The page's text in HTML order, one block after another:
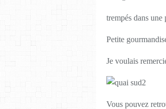
trempés dans une
Petite
Je voulais
Vous pouvez